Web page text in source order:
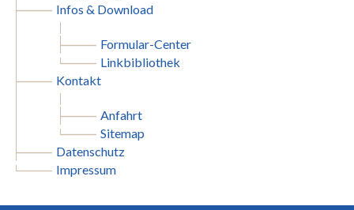
Infos & Download
Formular-Center
Linkbibliothek
Kontakt
Anfahrt
Sitemap
Datenschutz
Impressum